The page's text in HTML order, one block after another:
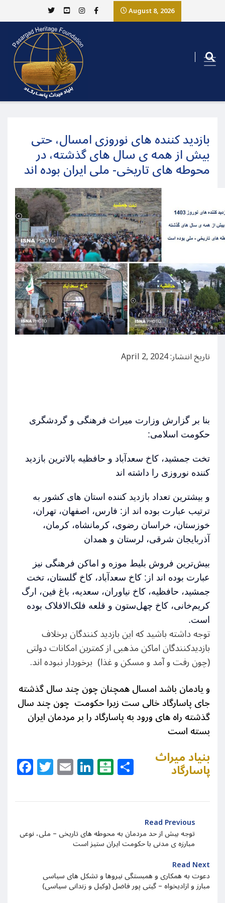
August 8, 2026
بازدید کننده های نوروزی امسال، حتی
بیش از همه ی سال های گذشته، در
محوطه های تاریخی- ملی ایران بوده اند
تاریخ انتشار: April 2, 2024
بنا بر گزارش وزارت میراث فرهنگی و گردشگری
حکومت اسلامی:
تخت جمشید، کاخ سعدآباد و حافظیه بالاترین بازدید
کننده نوروزی را داشته اند
و بیشترین تعداد بازدید کننده استان های کشور به
ترتیب عبارت بوده اند از: فارس، اصفهان، تهران،
خوزستان، خراسان رضوی، کرمانشاه، کرمان،
آذربایجان شرقی، لرستان و همدان
بیش‌ترین فروش بلیط موزه و اماکن فرهنگی نیز
عبارت بوده اند از: کاخ‌ سعدآباد، کاخ گلستان، تخت
جمشید، حافظیه، کاخ نیاوران، سعدیه، باغ فین، ارگ
کریم‌خانی، کاخ‌ چهل‌ستون و قلعه فلک‌الافلاک بوده
است.
توجه داشته باشید که این بازدید کنندگان برخلاف
بازدیدکنندگان اماکن مذهبی از کمترین امکانات دولتی
(چون رفت و آمد و مسکن و غذا) برخوردار نبوده اند.
و یادمان باشد امسال همچنان چون چند سال گذشته
جای پاسارگاد خالی ست زیراحکومت چون چند سال
گذشته راه های ورود به پاسارگاد را بر مردمان ایران
بسته است
Facebook
Twitter
EmailLinkedIn
Balatarin
Share
بنیاد میراث
پاسارگاد
Read Previous
توجه بیش از حد مردمان به محوطه های تاریخی – ملی، نوعی
مبارزه ی مدنی با حکومت ایران ستیز است
Read Next
دعوت به همکاری و همبستگی نیروها و تشکل های سیاسی
مبارز و ازادیخواه – گیتی پور فاضل (وکیل و زندانی سیاسی)